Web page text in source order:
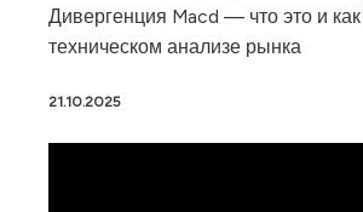
Дивергенция Macd — что это и как
техническом анализе рынка
21.10.2025